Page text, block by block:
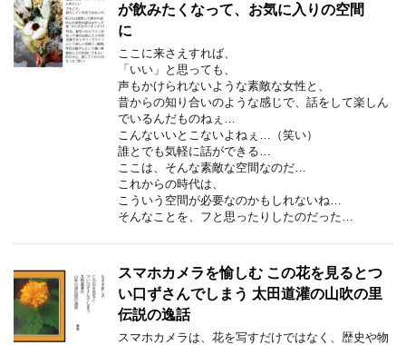
が飲みたくなって、お気に入りの空間
に
ここに来さえすれば、
「いい」と思っても、
声もかけられないような素敵な女性と、
昔からの知り合いのような感じで、話をして楽しん
でいるんだものねぇ…
こんないいとこないよねぇ…（笑い）
誰とでも気軽に話ができる…
ここは、そんな素敵な空間なのだ…
これからの時代は、
こういう空間が必要なのかもしれないね…
そんなことを、フと思ったりしたのだった…
スマホカメラを愉しむ この花を見るとつ
い口ずさんでしまう 太田道灌の山吹の里
伝説の逸話
スマホカメラは、花を写すだけではなく、歴史や物